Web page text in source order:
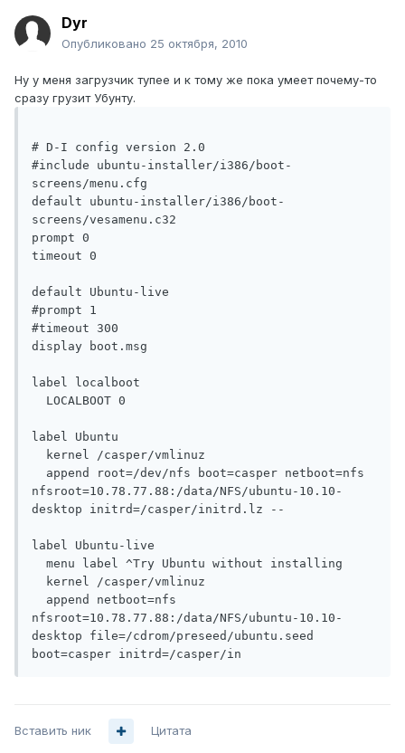
Dyr
Опубликовано 25 октября, 2010
Ну у меня загрузчик тупее и к тому же пока умеет почему-то
сразу грузит Убунту.
# D-I config version 2.0
#include ubuntu-installer/i386/boot-
screens/menu.cfg
default ubuntu-installer/i386/boot-
screens/vesamenu.c32
prompt 0
timeout 0
default Ubuntu-live
#prompt 1
#timeout 300
display boot.msg
label localboot
LOCALBOOT 0
label Ubuntu
kernel /casper/vmlinuz
append root=/dev/nfs boot=casper netboot=nfs
nfsroot=10.78.77.88:/data/NFS/ubuntu-10.10-
desktop initrd=/casper/initrd.lz --
label Ubuntu-live
menu label ^Try Ubuntu without installing
kernel /casper/vmlinuz
append netboot=nfs
nfsroot=10.78.77.88:/data/NFS/ubuntu-10.10-
desktop file=/cdrom/preseed/ubuntu.seed
boot=casper initrd=/casper/in
Вставить ник Цитата